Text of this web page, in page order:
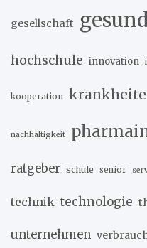
gesellschaft
hochschule innovation
kooperation
nachhaltigkeit
ratgeber schule senior
technik technologie
unternehmen